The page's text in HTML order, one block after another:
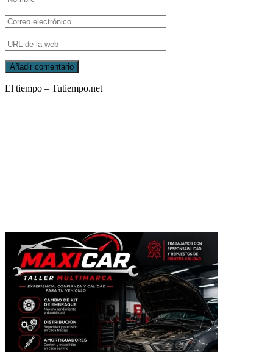
El tiempo – Tutiempo.net